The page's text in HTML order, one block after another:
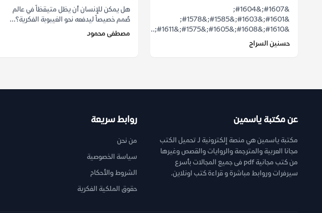
&#1607;&#1604;
&#1601;&#1603;&#1585;&#1578;
&#1610;&#1608;&#1605;&#1575;&#1611;...
حسنين السراج
هل يمكن للإنسان أن يظل متيقظاً في عالم
صُمم خصيصاً ليدفعه نحو الغيبوبة الفكرية؟...
مصطفى محمود
عن مكتبة ياسمين
مكتبة ياسمين هي منصة إلكترونية لـ تحميل الكتب
مجانا العربية والمترجمة والروايات والقصص وغيرها
من كتب مجانية pdf فى جميع المجالات بأسرع
سيرفرات وروابط مباشرة و قراءة كتب اونلاين.
روابط سريعة
من نحن
سياسة الخصوصية
الشروط والأحكام
حقوق الملكية الفكرية